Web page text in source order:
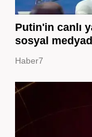
Putin'in canlı
sosyal
Haber7